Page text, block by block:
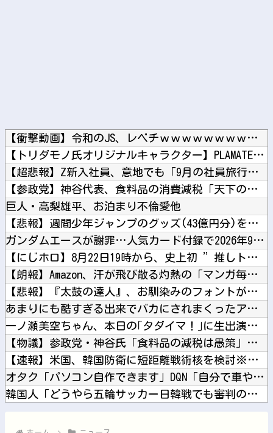
【衝撃動画】令和のJS、レベチｗｗｗｗｗｗｗｗｗｗｗｗｗｗｗ...
【トリダモノ氏オリジナルキャラクター】PLAMATEA「MX...
【超悲報】Z新入社員、意地でも「9月の社員旅行」の計画をやら...
【参政党】神谷代表、食料品の消費減税「天下の愚策だ」と批判他
巨人・高梨雄平、お泊まり不倫愛他
【悲報】週間少年ジャンプのグッズ(43億円分)を注文し全てキ...
ガンダムエースが謝罪…人気カード付録で2026年9月号が全国...
【にじホロ】8月22日19時から、史上初 ”推しトークバラエ...
【朗報】Amazon、汗が飛び散る灼熱の「マンガ毎週末セール...
【悲報】『太鼓の達人』、お馴染みのフォントが大人の事情で変更...
あまりにも酷すぎる出来でバカにされまくったアニメ『ワンダンス...
一ノ瀬美空ちゃん、本日の｢タダイマ！｣に生出演！！！【乃木坂...
【物議】参政党・神谷氏「食料品の減税は愚策」←じゃあ他にどん...
【速報】米国、韓国防衛に短距離戦術核を検討※韓国談他
オタク「パソコン自作できます」DQN「自分で車やバイクいじれ...
韓国人「どうやら五輪サッカー日韓戦でも審判の接待があった模様...
今iPhone 17 Pro Max買うってあり？他